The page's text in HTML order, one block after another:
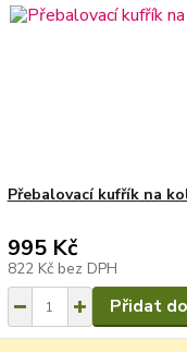
Přebalovací kufřík na
995 Kč
822 Kč bez DPH
Přidat